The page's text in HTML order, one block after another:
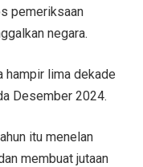
pemeriksaan
negara.
hampir lima dekade
Desember 2024.
itu menelan
membuat jutaan